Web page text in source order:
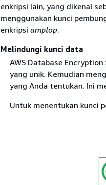
enkripsi lain, yang dikenal
menggunakan kunci
enkripsi amplop.
Melindungi kunci data
AWS Database
yang unik. Kemudian
yang Anda tentukan. Ini
Untuk menentukan kunci